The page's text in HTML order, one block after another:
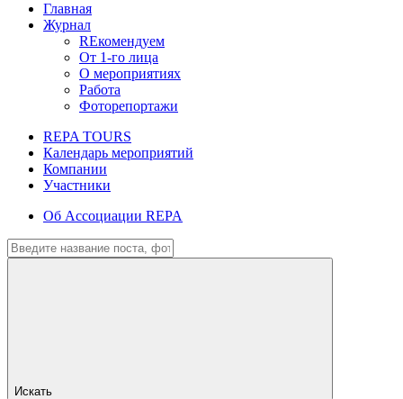
Главная
Журнал
REкомендуем
От 1-го лица
О мероприятиях
Работа
Фоторепортажи
REPA TOURS
Календарь мероприятий
Компании
Участники
Об Ассоциации REPA
Искать